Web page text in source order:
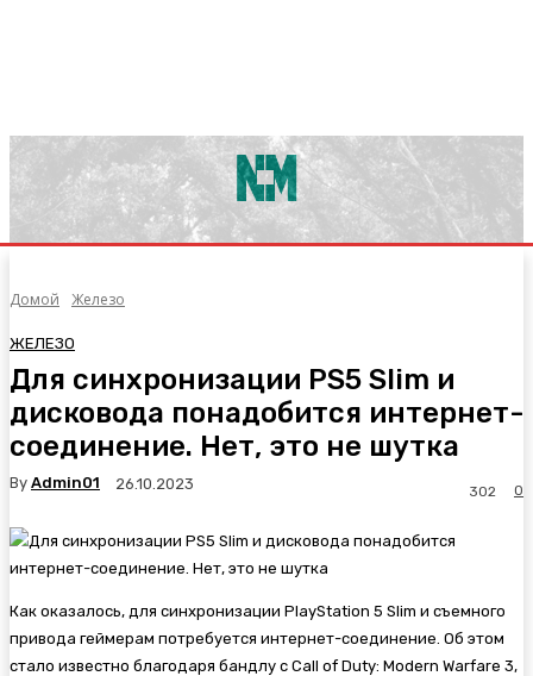
Домой Железо
ЖЕЛЕЗО
Для синхронизации PS5 Slim и
дисковода понадобится интернет-
соединение. Нет, это не шутка
By Admin01 26.10.2023 0
302
Как оказалось, для синхронизации PlayStation 5 Slim и съемного
привода геймерам потребуется интернет-соединение. Об этом
стало известно благодаря бандлу с Call of Duty: Modern Warfare 3,